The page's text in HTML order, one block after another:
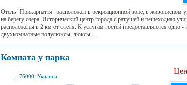
Отель "Прикарпаття" расположен в рекреационной зоне, в живописном
на берегу озера. Исторический центр города с ратушей и пешеходная
расположены в 2 км от отеля. К услугам гостей предоставляются одно -
двухкомнатные полулюксы, люксы. ...
Комната у парка
, , 76000, Украина